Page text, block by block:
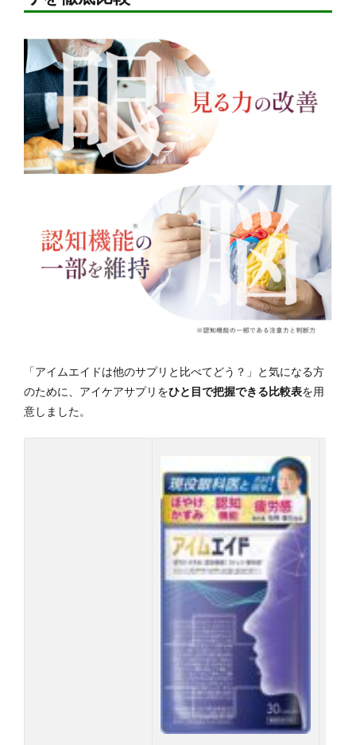
「アイムエイドは他のサプリと比べてどう？」と気になる方
のために、アイケアサプリをひと目で把握できる比較表を用
意しました。